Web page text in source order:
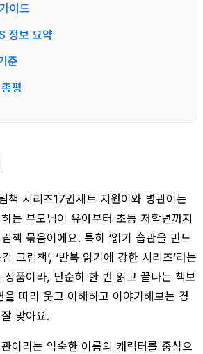
이드
정보 요약
준
평
책 시리즈17권세트 지원이와 병관이는
는 부모님이 유아부터 초등 저학년까지
책 묶음이에요. 특히 ‘읽기 습관을 만드
그림책’, ‘반복 읽기에 강한 시리즈’라는
상품이라, 단순히 한 번 읽고 끝나는 책보
따라 웃고 이해하고 이야기해보는 경
맞아요.
이라는 익숙한 이름의 캐릭터를 중심으